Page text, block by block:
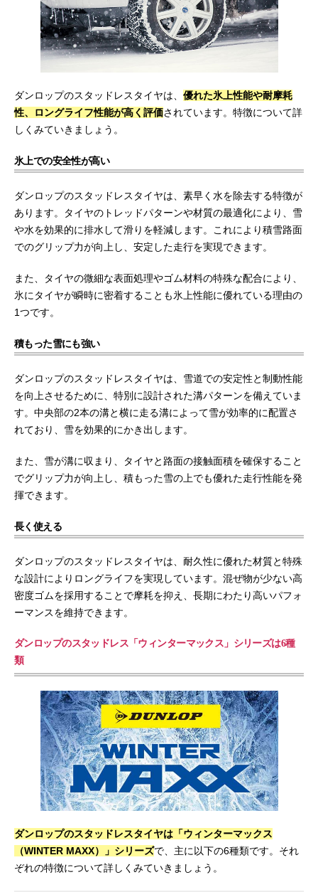
ダンロップのスタッドレスタイヤは、 優れた氷上性能や耐摩耗
性、ロングライフ性能が高く評価されています。特徴について詳
しくみていきましょう。
氷上での安全性が高い
ダンロップのスタッドレスタイヤは、素早く水を除去する特徴が
あります。タイヤのトレッドパターンや材質の最適化により、雪
や水を効果的に排水して滑りを軽減します。これにより積雪路面
でのグリップ力が向上し、安定した走行を実現できます。
また、タイヤの微細な表面処理やゴム材料の特殊な配合により、
氷にタイヤが瞬時に密着することも氷上性能に優れている理由の
1つです。
積もった雪にも強い
ダンロップのスタッドレスタイヤは、雪道での安定性と制動性能
を向上させるために、特別に設計された溝パターンを備えていま
す。中央部の2本の溝と横に走る溝によって雪が効率的に配置さ
れており、雪を効果的にかき出します。
また、雪が溝に収まり、タイヤと路面の接触面積を確保すること
でグリップ力が向上し、積もった雪の上でも優れた走行性能を発
揮できます。
長く使える
ダンロップのスタッドレスタイヤは、耐久性に優れた材質と特殊
な設計によりロングライフを実現しています。混ぜ物が少ない高
密度ゴムを採用することで摩耗を抑え、長期にわたり高いパフォ
ーマンスを維持できます。
ダンロップのスタッドレス「ウィンターマックス」シリーズは6種
類
ダンロップのスタッドレスタイヤは「ウィンターマックス
（WINTER MAXX）」シリーズで、主に以下の6種類です。それ
ぞれの特徴について詳しくみていきましょう。